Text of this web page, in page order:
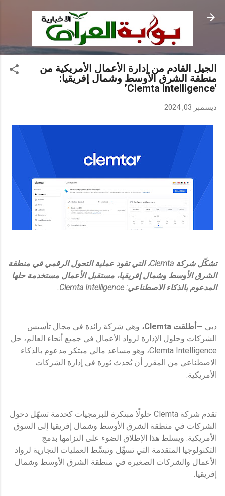
التخطي إلى المحتوى الرئيسي
الجيل القادم من إدارة الأعمال الأمريكية من
منطقة الشرق الأوسط وشمال إفريقيا:
'Clemta Intelligence’
ديسمبر 03, 2024
تشكّل شركة Clemta، التي تقود عملية التحول الرقمي في منطقة
الشرق الأوسط وشمال إفريقيا، مستقبل الأعمال مستخدمة حلها
المدعوم بالذكاء الاصطناعي: Clemta Intelligence
.
دبي —أطلقت ، وهي شركة رائدة في مجال تأسيس
الشركات وحلول الإدارة لرواد الأعمال في جميع أنحاء العالم، حل
Clemta Intelligence، وهو مساعد مالي مبتكر مدعوم بالذكاء
الاصطناعي من المقرر أن يُحدث ثورة في إدارة الشركات
الأمريكية.
تقدم شركة Clemta حلولًا مبتكرة للبرمجيات كخدمة تسهّل دخول
الشركات في منطقة الشرق الأوسط وشمال إفريقيا إلى السوق
الأمريكية. ويسلط هذا الإطلاق الضوء على التزامها بدمج
التكنولوجيا المتقدمة التي تسهِّل وتبسِّط العمليات التجارية لرواد
الأعمال والشركات الصغيرة في منطقة الشرق الأوسط وشمال
إفريقيا.